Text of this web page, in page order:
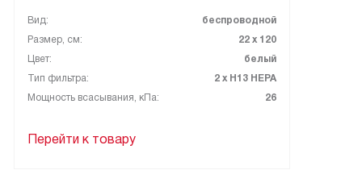
Вид:
беспроводной
Размер, см:
22 x 120
Цвет:
белый
Тип фильтра:
2 x H13 HEPA
Мощность всасывания, кПа:
26
Перейти к товару